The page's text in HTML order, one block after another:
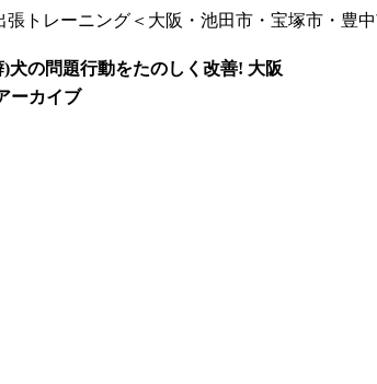
トレーニング＜大阪・池田市・宝塚市・豊
犬の問題行動をたのしく改善! 大阪
ーカイブ